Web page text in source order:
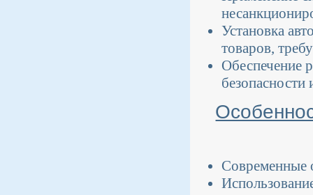
Установка
товаров,
Обеспечение
Современные